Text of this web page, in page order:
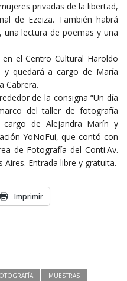
privadas de la libertad,
de Ezeiza. También habrá
lectura de poemas y una
el Centro Cultural Haroldo
quedará a cargo de María
Cabrera.
de la consigna “Un día
del taller de fotografía
cargo de Alejandra Marín y
YoNoFui, que contó con
de Fotografía del Conti.Av.
Entrada libre y gratuita.
Imprimir
MUESTRAS